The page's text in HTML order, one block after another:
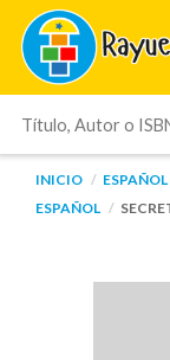
INICIO ESPAÑOL
ESPAÑOL